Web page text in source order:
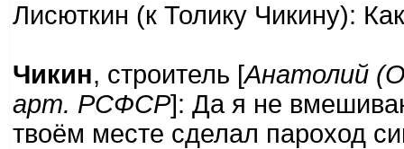
Лисюткин (к Толику Чикину):
Чикин, строитель [Анатолий
арт. РСФСР]: Да я не
твоём месте сделал пароход